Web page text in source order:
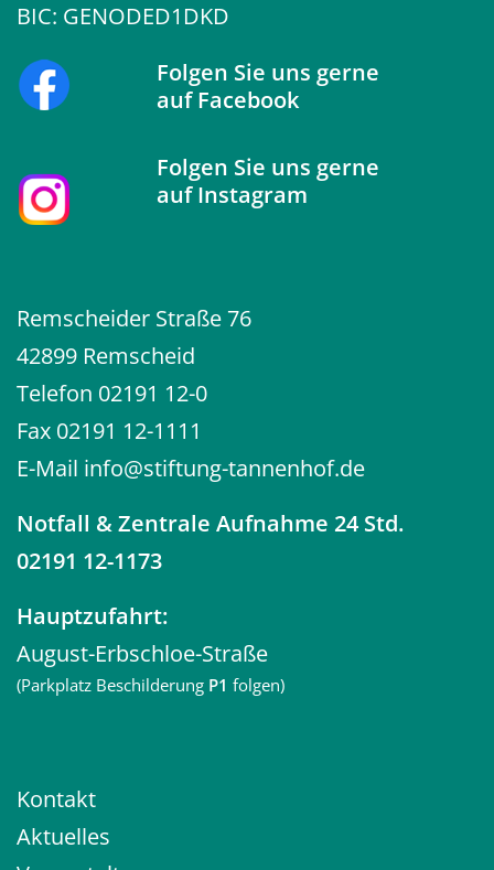
BIC: GENODED1DKD
Folgen Sie uns gerne
aufFacebook
Folgen Sie uns gerne
aufInstagram
Remscheider Straße 76
42899 Remscheid
Telefon 02191 12-0
Fax 02191 12-1111
E-Mail info@stiftung-tannenhof.de
Notfall & Zentrale Aufnahme 24 Std.
02191 12-1173
Hauptzufahrt:
August-Erbschloe-Straße
(Parkplatz Beschilderung P1 folgen)
Kontakt
Aktuelles